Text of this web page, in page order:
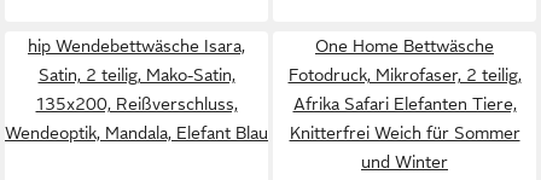
hip Wendebettwäsche Isara,
Satin, 2 teilig, Mako-Satin,
135x200, Reißverschluss,
Wendeoptik, Mandala, Elefant Blau
One Home Bettwäsche
Fotodruck, Mikrofaser, 2 teilig,
Afrika Safari Elefanten Tiere,
Knitterfrei Weich für Sommer
und Winter